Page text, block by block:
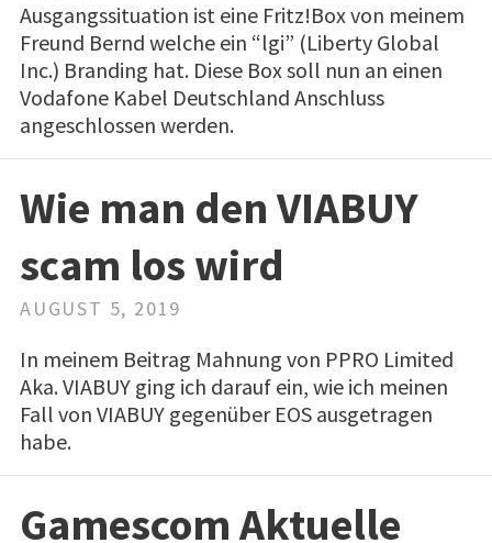
Ausgangssituation ist eine Fritz!Box von meinem
Freund Bernd welche ein “lgi” (Liberty Global
Inc.) Branding hat. Diese Box soll nun an einen
Vodafone Kabel Deutschland Anschluss
angeschlossen werden.
Wie man den VIABUY
scam los wird
AUGUST 5, 2019
In meinem Beitrag Mahnung von PPRO Limited
Aka. VIABUY ging ich darauf ein, wie ich meinen
Fall von VIABUY gegenüber EOS ausgetragen
habe.
Gamescom Aktuelle